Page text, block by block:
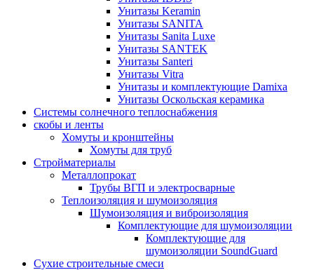
Унитазы Keramin
Унитазы SANITA
Унитазы Sanita Luxe
Унитазы SANTEK
Унитазы Santeri
Унитазы Vitra
Унитазы и комплектующие Damixa
Унитазы Оскольская керамика
Системы солнечного теплоснабжения
скобы и ленты
Хомуты и кронштейны
Хомуты для труб
Стройматериалы
Металлопрокат
Трубы ВГП и электросварные
Теплоизоляция и шумоизоляция
Шумоизоляция и виброизоляция
Комплектующие для шумоизоляции
Комплектующие для
шумоизоляции SoundGuard
Сухие строительные смеси